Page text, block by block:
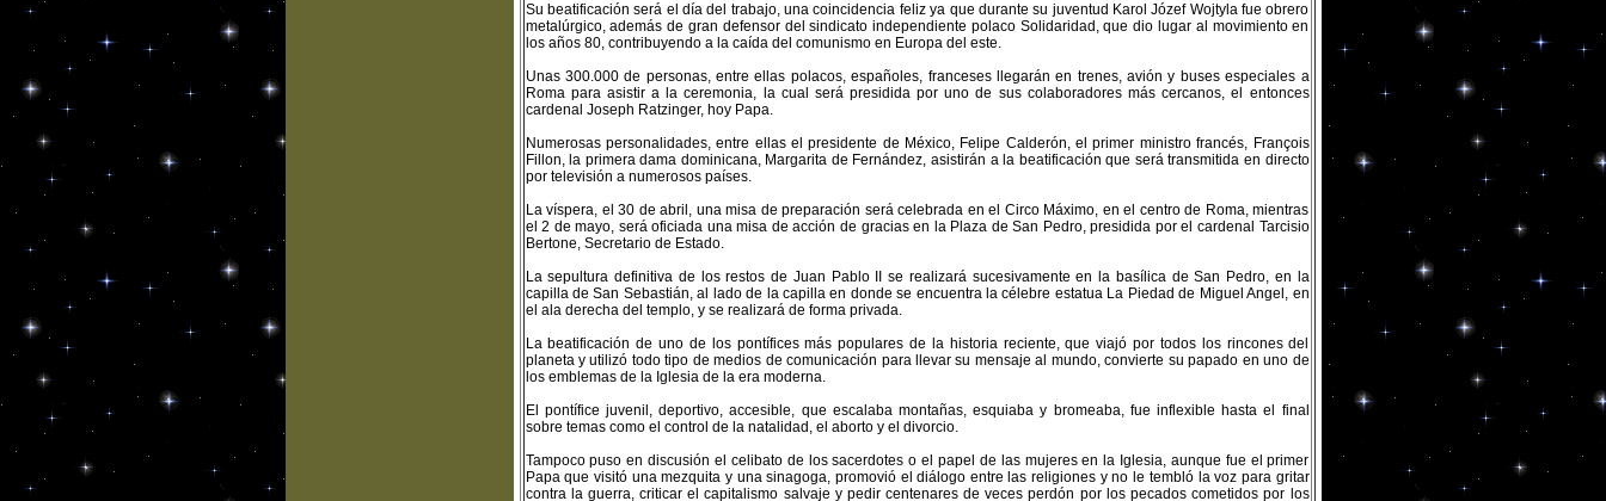
Su beatificación será el día del trabajo, una coincidencia feliz ya que durante su juventud Karol Józef Wojtyla fue obrero
metalúrgico, además de gran defensor del sindicato independiente polaco Solidaridad, que dio lugar al movimiento en
los años 80, contribuyendo a la caída del comunismo en Europa del este.
Unas 300.000 de personas, entre ellas polacos, españoles, franceses llegarán en trenes, avión y buses especiales a
Roma para asistir a la ceremonia, la cual será presidida por uno de sus colaboradores más cercanos, el entonces
cardenal Joseph Ratzinger, hoy Papa.
Numerosas personalidades, entre ellas el presidente de México, Felipe Calderón, el primer ministro francés, François
Fillon, la primera dama dominicana, Margarita de Fernández, asistirán a la beatificación que será transmitida en directo
por televisión a numerosos países.
La víspera, el 30 de abril, una misa de preparación será celebrada en el Circo Máximo, en el centro de Roma, mientras
el 2 de mayo, será oficiada una misa de acción de gracias en la Plaza de San Pedro, presidida por el cardenal Tarcisio
Bertone, Secretario de Estado.
La sepultura definitiva de los restos de Juan Pablo II se realizará sucesivamente en la basílica de San Pedro, en la
capilla de San Sebastián, al lado de la capilla en donde se encuentra la célebre estatua La Piedad de Miguel Angel, en
el ala derecha del templo, y se realizará de forma privada.
La beatificación de uno de los pontífices más populares de la historia reciente, que viajó por todos los rincones del
planeta y utilizó todo tipo de medios de comunicación para llevar su mensaje al mundo, convierte su papado en uno de
los emblemas de la Iglesia de la era moderna.
El pontífice juvenil, deportivo, accesible, que escalaba montañas, esquiaba y bromeaba, fue inflexible hasta el final
sobre temas como el control de la natalidad, el aborto y el divorcio.
Tampoco puso en discusión el celibato de los sacerdotes o el papel de las mujeres en la Iglesia, aunque fue el primer
Papa que visitó una mezquita y una sinagoga, promovió el diálogo entre las religiones y no le tembló la voz para gritar
contra la guerra, criticar el capitalismo salvaje y pedir centenares de veces perdón por los pecados cometidos por los